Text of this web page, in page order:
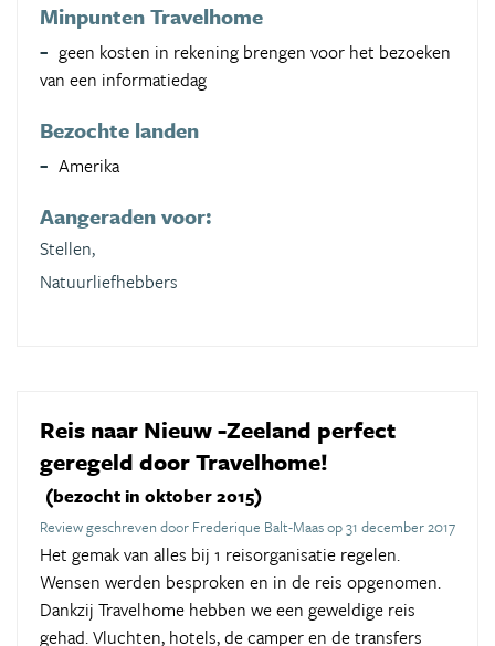
Minpunten Travelhome
geen kosten in rekening brengen voor het bezoeken
van een informatiedag
Bezochte landen
Amerika
Aangeraden voor:
Stellen,
Natuurliefhebbers
Reis naar Nieuw -Zeeland perfect
geregeld door Travelhome!
(bezocht in oktober 2015)
Review geschreven door Frederique Balt-Maas op 31 december 2017
Het gemak van alles bij 1 reisorganisatie regelen.
Wensen werden besproken en in de reis opgenomen.
Dankzij Travelhome hebben we een geweldige reis
gehad. Vluchten, hotels, de camper en de transfers